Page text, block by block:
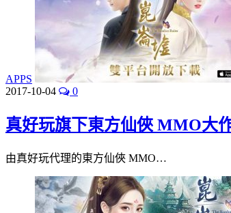
APPS
2017-10-04
0
真好玩旗下東方仙俠 MMO大
由真好玩代理的東方仙俠 MMO…